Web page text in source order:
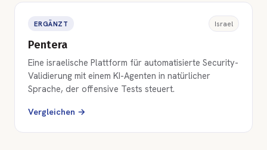
ERGÄNZT Israel
Pentera
Eine israelische Plattform für automatisierte Security-
Validierung mit einem KI-Agenten in natürlicher
Sprache, der offensive Tests steuert.
Vergleichen →